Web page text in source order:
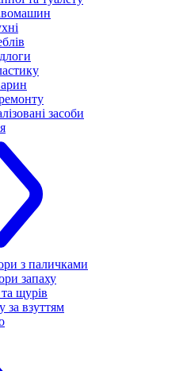
засоби
з паличками
запаху
щурів
за взуттям